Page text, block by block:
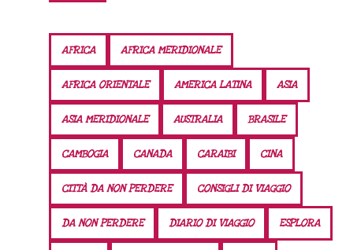
AFRICA AFRICA MERIDIONALE
AFRICA ORIENTALE AMERICA LATINA ASIA
ASIA MERIDIONALE AUSTRALIA BRASILE
CAMBOGIA CANADA CARAIBI CINA
CITTÀ DA NON PERDERE CONSIGLI DI VIAGGIO
DA NON PERDERE DIARIO DI VIAGGIO ESPLORA